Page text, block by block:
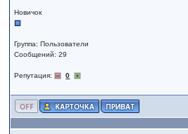
Новичок
Группа: Пользователи
Сообщений: 29
Репутация: 0